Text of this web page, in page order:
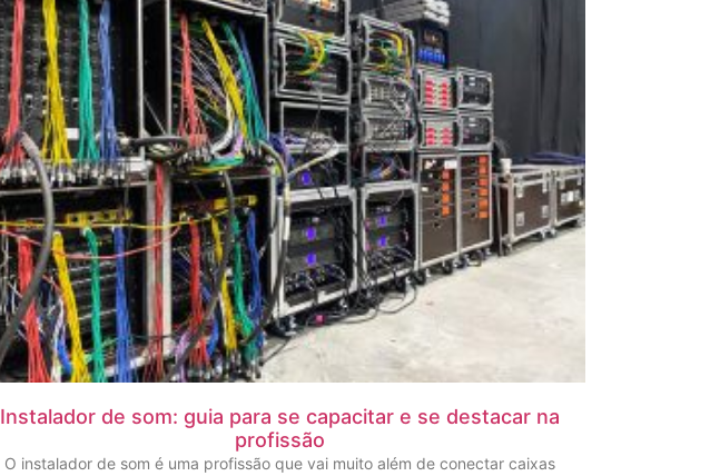
Instalador de som: guia para se capacitar e se destacar na
profissão
O instalador de som é uma profissão que vai muito além de conectar caixas